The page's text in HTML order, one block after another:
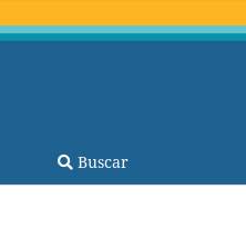
Buscar